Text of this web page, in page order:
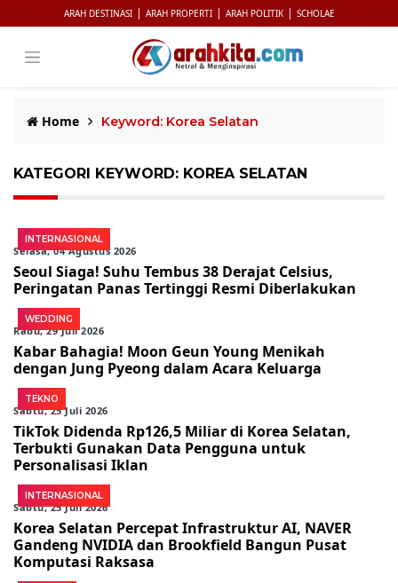
ARAH DESTINASI | ARAH PROPERTI | ARAH POLITIK | SCHOLAE
Home Keyword: Korea Selatan
KATEGORI KEYWORD: KOREA SELATAN
INTERNASIONAL
Selasa, 04 Agustus 2026
Seoul Siaga! Suhu Tembus 38 Derajat Celsius,
Peringatan Panas Tertinggi Resmi Diberlakukan
WEDDING
Rabu, 29 Juli 2026
Kabar Bahagia! Moon Geun Young Menikah
dengan Jung Pyeong dalam Acara Keluarga
TEKNO
Sabtu, 25 Juli 2026
TikTok Didenda Rp126,5 Miliar di Korea Selatan,
Terbukti Gunakan Data Pengguna untuk
Personalisasi Iklan
INTERNASIONAL
Sabtu, 25 Juli 2026
Korea Selatan Percepat Infrastruktur AI, NAVER
Gandeng NVIDIA dan Brookfield Bangun Pusat
Komputasi Raksasa